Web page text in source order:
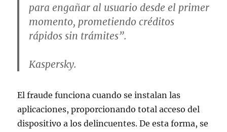
para engañar al usuario desde el primer
momento, prometiendo créditos
rápidos sin trámites”.
Kaspersky.
El fraude funciona cuando se instalan las
aplicaciones, proporcionando total acceso del
dispositivo a los delincuentes. De esta forma, se